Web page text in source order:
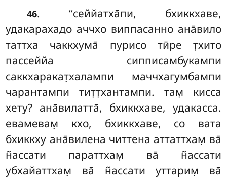
46. ‘‘сеййатха̄пи, бхиккхаве,
удакарахадо аччхо виппасанно ана̄вило
таттха чаккхума̄ пурисо тӣре т̣хито
пассеййа сипписамбукампи
саккхаракат̣халампи маччхагумбампи
чарантампи тит̣т̣хантампи. там̣ кисса
хету? ана̄вилатта̄, бхиккхаве, удакасса.
евамевам̣ кхо, бхиккхаве, со вата
бхиккху ана̄вилена читтена аттаттхам̣ ва̄
н̃ассати параттхам̣ ва̄ н̃ассати
убхайаттхам̣ ва̄ н̃ассати уттарим̣ ва̄